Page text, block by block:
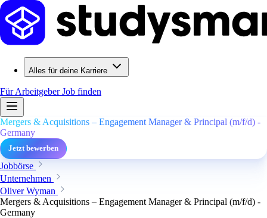
Alles für deine Karriere
Für ArbeitgeberJob finden
Mergers & Acquisitions – Engagement Manager & Principal (m/f/d) -
Germany
Jetzt bewerben
Jobbörse
Unternehmen
Oliver Wyman
Mergers & Acquisitions – Engagement Manager & Principal (m/f/d) -
Germany